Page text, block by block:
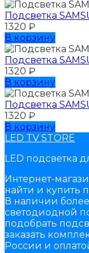
Подсветка
1320 ₽
В корзину
Подсветка
1320 ₽
В корзину
Подсветка
1320 ₽
В корзину
LED TV STORE
LED подсветка
Интернет-
найти и купить
В наличии
светодиодной
подобрать
заказать
России и